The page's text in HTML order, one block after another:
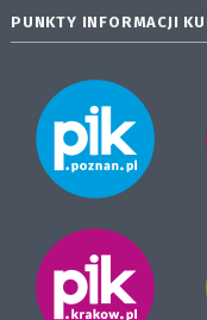
PUNKTY INFORMACJI